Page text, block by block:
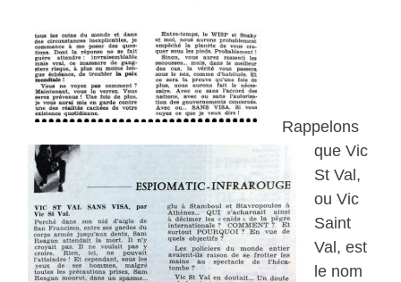
Rappelons
que Vic
St Val,
ou Vic
Saint
Val, est
le nom